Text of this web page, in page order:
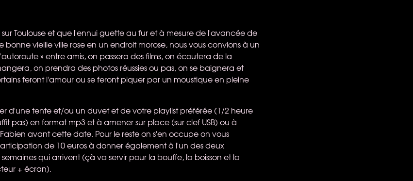
Toulouse et que l'ennui guette au fur et à mesure de l'avancée de
bonne vieille ville rose en un endroit morose, nous vous convions à un
» entre amis, on passera des films, on écoutera de la
on prendra des photos réussies ou pas, on se baignera et
feront l'amour ou se feront piquer par un moustique en pleine
d'une tente et/ou un duvet et de votre playlist préférée (1/2 heure
pas) en format mp3 et à amener sur place (sur clef USB) ou à
avant cette date. Pour le reste on s'en occupe on vous
de 10 euros à donner également à l'un des deux
qui arrivent (çà va servir pour la bouffe, la boisson et la
+ écran).